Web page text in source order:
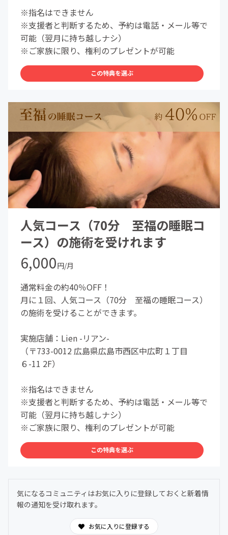
※指名はできません
※支援者と判断するため、予約は電話・メール等で
可能（翌月に持ち越しナシ）
※ご家族に限り、権利のプレゼントが可能
この特典を選ぶ
人気コース（70分 至福の睡眠コ
ース）の施術を受けれます
6,000円/月
通常料金の約40％OFF！
月に１回、人気コース（70分 至福の睡眠コース）
の施術を受けることができます。
実施店舗：Lien -リアン-
（〒733-0012 広島県広島市西区中広町１丁目
６-11 2F）
※指名はできません
※支援者と判断するため、予約は電話・メール等で
可能（翌月に持ち越しナシ）
※ご家族に限り、権利のプレゼントが可能
この特典を選ぶ
気になるコミュニティはお気に入りに登録しておくと新着情
報の通知を受け取れます。
お気に入りに登録する